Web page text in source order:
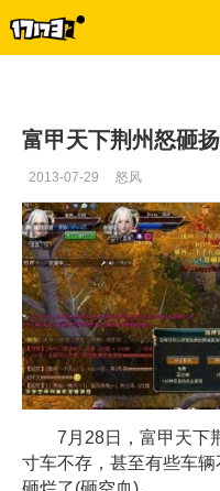
富甲天下荆州怒砸
2013-07-29 怒风
7月28日，富甲天下荆
寸车不存，甚至有些车